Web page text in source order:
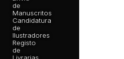
de
Manuscritos
Candidatura
de
Ilustradores
Registo
de
Livrarias